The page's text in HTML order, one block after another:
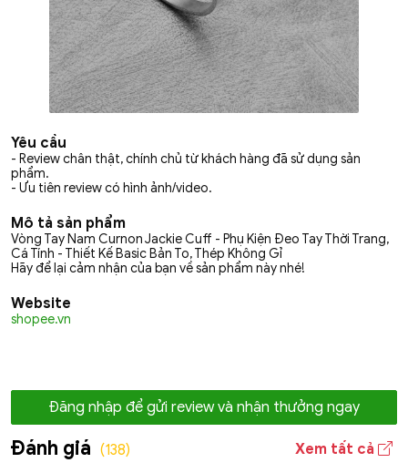
Yêu cầu
- Review chân thật, chính chủ từ khách hàng đã sử dụng sản
phẩm.
- Ưu tiên review có hình ảnh/video.
Mô tả sản phẩm
Vòng Tay Nam Curnon Jackie Cuff - Phụ Kiện Đeo Tay Thời Trang,
Cá Tính - Thiết Kế Basic Bản To, Thép Không Gỉ
Hãy để lại cảm nhận của bạn về sản phẩm này nhé!
Website
shopee.vn
Đăng nhập để gửi review và nhận thưởng ngay
Đánh giá (138) Xem tất cả